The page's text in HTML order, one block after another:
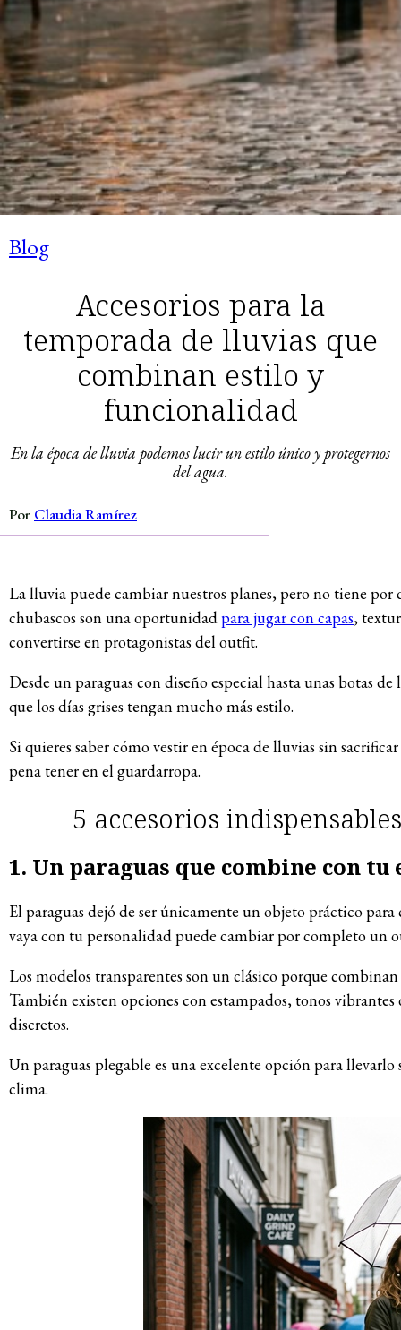
Blog
Accesorios para la
temporada de lluvias que
combinan estilo y
funcionalidad
En la época de lluvia podemos lucir un estilo único y protegernos
del agua.
Por Claudia Ramírez
La lluvia puede cambiar nuestros planes, pero no tiene
chubascos son una oportunidadpara jugar con capas,
convertirse en protagonistas del outfit.
Desde un paraguas con diseño especial hasta unas botas
que los días grises tengan mucho más estilo.
Si quieres saber cómo vestir en época de lluvias sin
pena tener en el guardarropa.
5 accesorios
1. Un paraguas que combine con
El paraguas dejó de ser únicamente un objeto práctico
vaya con tu personalidad puede cambiar por completo un
Los modelos transparentes son un clásico porque
También existen opciones con estampados, tonos
discretos.
Un paraguas plegable es una excelente opción para
clima.